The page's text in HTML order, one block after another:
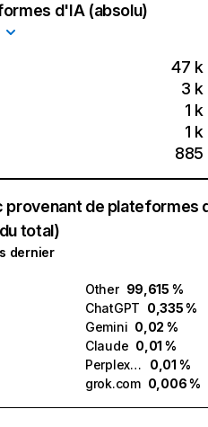
d'IA (absolu)
47 k
3 k
1 k
1 k
885
provenant de plateformes
total)
dernier
Other 99,615 %
ChatGPT 0,335 %
Gemini 0,02 %
Claude 0,01 %
Perplexity
0,01 %
grok.com 0,006 %